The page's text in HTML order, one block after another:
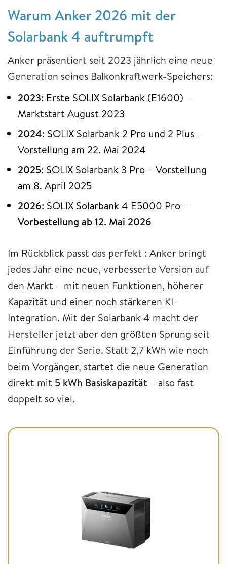
Warum Anker 2026 mit der
Solarbank 4 auftrumpft
Anker präsentiert seit 2023 jährlich eine neue
Generation seines Balkonkraftwerk-Speichers:
2023: Erste SOLIX Solarbank (E1600) –
Marktstart August 2023
2024: SOLIX Solarbank 2 Pro und 2 Plus –
Vorstellung am 22. Mai 2024
2025: SOLIX Solarbank 3 Pro – Vorstellung
am 8. April 2025
2026: SOLIX Solarbank 4 E5000 Pro –
Vorbestellung ab 12. Mai 2026
Im Rückblick passt das perfekt : Anker bringt
jedes Jahr eine neue, verbesserte Version auf
den Markt – mit neuen Funktionen, höherer
Kapazität und einer noch stärkeren KI-
Integration. Mit der Solarbank 4 macht der
Hersteller jetzt aber den größten Sprung seit
Einführung der Serie. Statt 2,7 kWh wie noch
beim Vorgänger, startet die neue Generation
direkt mit 5 kWh Basiskapazität – also fast
doppelt so viel.